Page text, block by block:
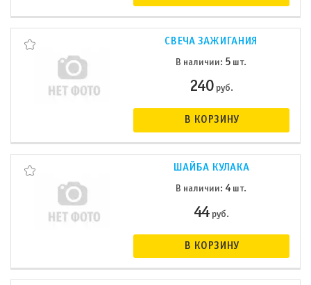
СВЕЧА ЗАЖИГАНИЯ
В наличии: 5 шт.
240руб.
В КОРЗИНУ
ШАЙБА КУЛАКА
В наличии: 4шт.
44руб.
В КОРЗИНУ